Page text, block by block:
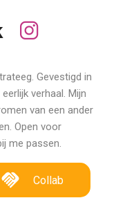
Gevestigd in
verhaal. Mijn
van een ander
Open voor
me passen.
Collab